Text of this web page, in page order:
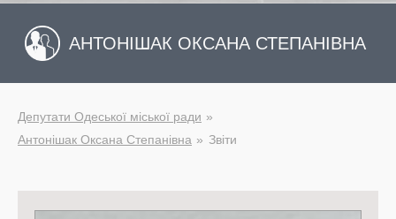
АНТОНІШАК ОКСАНА СТЕПАНІВНА
Депутати Одеської міської ради
Антонішак Оксана Степанівна
Звіти